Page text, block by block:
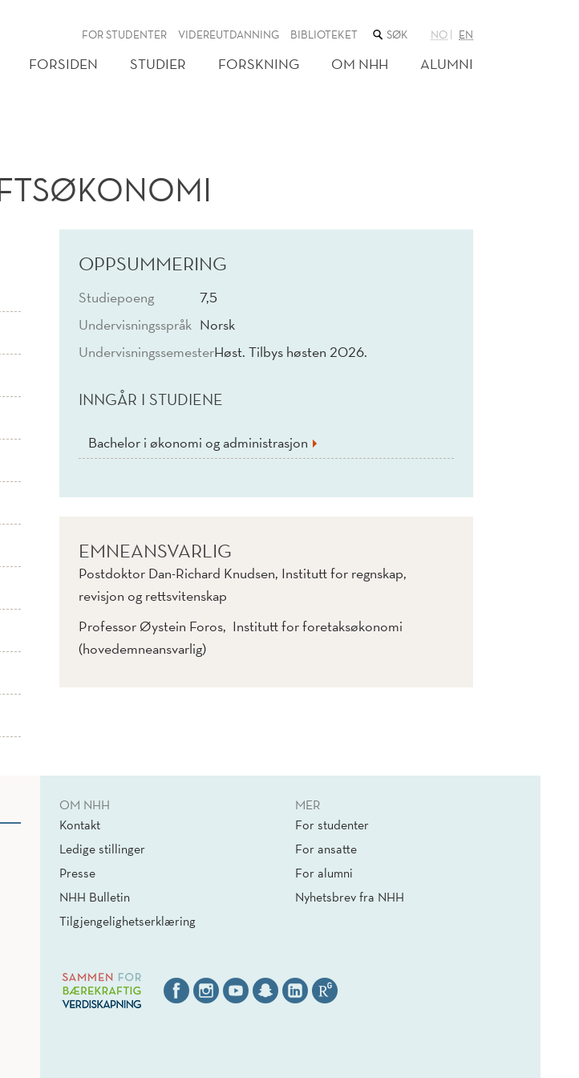
FOR STUDENTER VIDEREUTDANNING BIBLIOTEKET SØK
NETTSTEDET
NO EN
FORSIDEN STUDIER FORSKNING OM NHH ALUMNI
OPPSUMMERING
Studiepoeng
7,5
Undervisningsspråk Norsk
UndervisningssemesterHøst. Tilbys høsten 2026.
INNGÅR I STUDIENE
Bachelor i økonomi og administrasjon
EMNEANSVARLIG
Postdoktor Dan-Richard Knudsen, Institutt for regnskap,
revisjon og rettsvitenskap
Professor Øystein Foros, Institutt for foretaksøkonomi
(hovedemneansvarlig)
OM NHH
Kontakt
Ledige stillinger
Presse
NHH Bulletin
Tilgjengelighetserklæring
MER
For studenter
For ansatte
For alumni
Nyhetsbrev fra NHH